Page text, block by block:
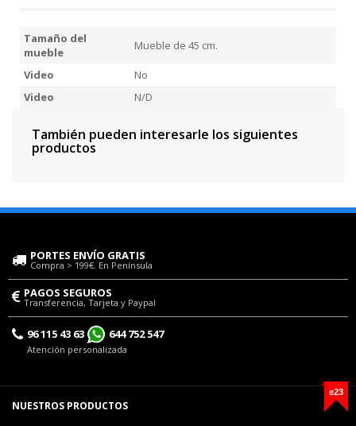
Tamaño del
mueble
Mueble de 45 cm.
Video
No
Video
N/D
También pueden interesarle los siguientes
productos
PORTES ENVÍO GRATIS
Compra > 199€. En Península
PAGOS SEGUROS
Transferencia, Tarjeta y Paypal
96 115 43 63 644 752 547
Atención personalizada
e23
NUESTROS PRODUCTOS